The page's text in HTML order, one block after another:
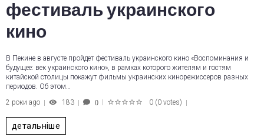
фестиваль украинского
кино
В Пекине в августе пройдет фестиваль украинского кино «Воспоминания и
будущее: век украинского кино», в рамках которого жителям и гостям
китайской столицы покажут фильмы украинских кинорежиссеров разных
периодов. Об этом…
2 роки ago
183 0 0 (0 votes)
детальніше